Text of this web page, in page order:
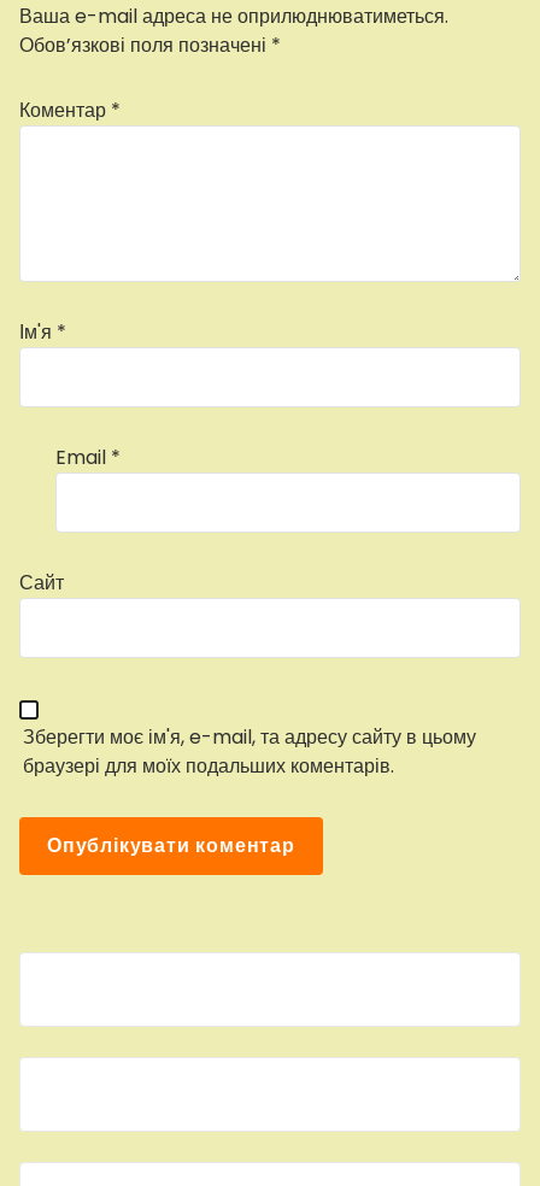
Ваша e-mail адреса не оприлюднюватиметься.
Обов’язкові поля позначені *
Коментар *
Ім'я *
Email *
Сайт
Зберегти моє ім'я, e-mail, та адресу сайту в цьому
браузері для моїх подальших коментарів.